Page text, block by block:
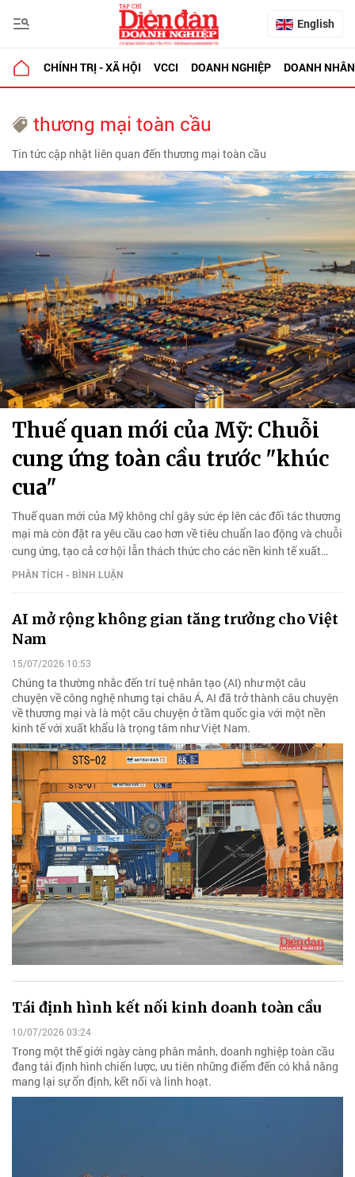
English
CHÍNH TRỊ - XÃ HỘI VCCI DOANH NGHIỆP DOANH NHÂN
thương mại toàn cầu
Tin tức cập nhật liên quan đến thương mại toàn cầu
Thuế quan mới của Mỹ: Chuỗi
cung ứng toàn cầu trước "khúc
cua"
Thuế quan mới của Mỹ không chỉ gây sức ép lên các đối tác thương
mại mà còn đặt ra yêu cầu cao hơn về tiêu chuẩn lao động và chuỗi
cung ứng, tạo cả cơ hội lẫn thách thức cho các nền kinh tế xuất
khẩu.
PHÂN TÍCH - BÌNH LUẬN
AI mở rộng không gian tăng trưởng cho Việt
Nam
15/07/2026 10:53
Chúng ta thường nhắc đến trí tuệ nhân tạo (AI) như một câu
chuyện về công nghệ nhưng tại châu Á, AI đã trở thành câu chuyện
về thương mại và là một câu chuyện ở tầm quốc gia với một nền
kinh tế với xuất khẩu là trọng tâm như Việt Nam.
Tái định hình kết nối kinh doanh toàn cầu
10/07/2026 03:24
Trong một thế giới ngày càng phân mảnh, doanh nghiệp toàn cầu
đang tái định hình chiến lược, ưu tiên những điểm đến có khả năng
mang lại sự ổn định, kết nối và linh hoạt.